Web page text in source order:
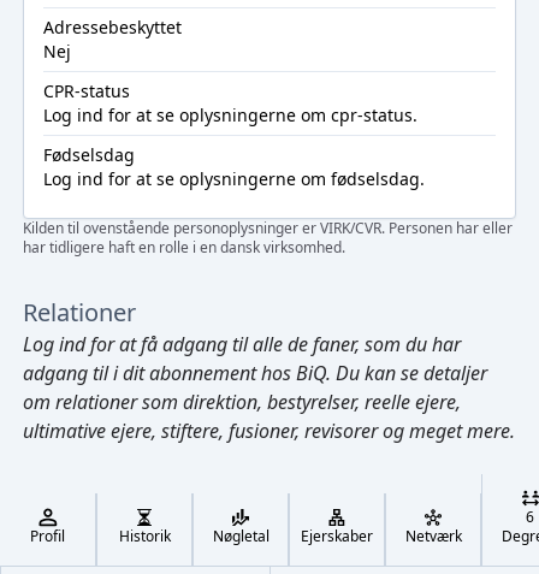
Cmd/Ctrl + K
Adressebeskyttet
Nej
CPR-status
Log ind for at se oplysningerne om cpr-status.
Fødselsdag
Log ind for at se oplysningerne om fødselsdag.
Kilden til ovenstående personoplysninger er VIRK/CVR. Personen har eller
har tidligere haft en rolle i en dansk virksomhed.
Relationer
Log indfor at få adgang til alle de faner, som du har
adgang til i dit abonnement hos BiQ. Du kan se detaljer
om relationer som direktion, bestyrelser, reelle ejere,
ultimative ejere, stiftere, fusioner, revisorer og meget mere.
Profil Historik Nøgletal Ejerskaber Netværk
6